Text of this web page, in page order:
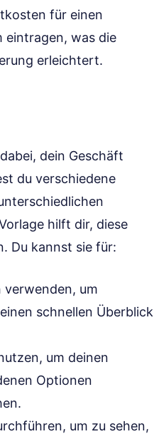
für einen
eintragen, was die
erleichtert.
dein Geschäft
du verschiedene
hilft dir, diese
Du kannst sie für:
verwenden, um
schnellen Überblick
um deinen
Optionen
um zu sehen,